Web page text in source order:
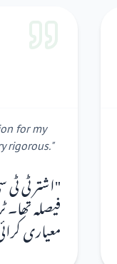
for my
rigorous."
"اشتر ٹی
فیصلہ
معیاری